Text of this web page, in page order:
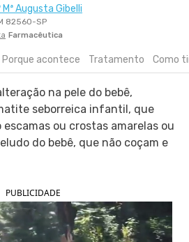
NAS REDES SOCIAIS
Mª Augusta Gibelli
82560-SP
Farmacêutica
Porque acontece Tratamento Como
na pele do bebê,
seborreica infantil, que
ou crostas amarelas ou
do bebê, que não coçam e
PUBLICIDADE